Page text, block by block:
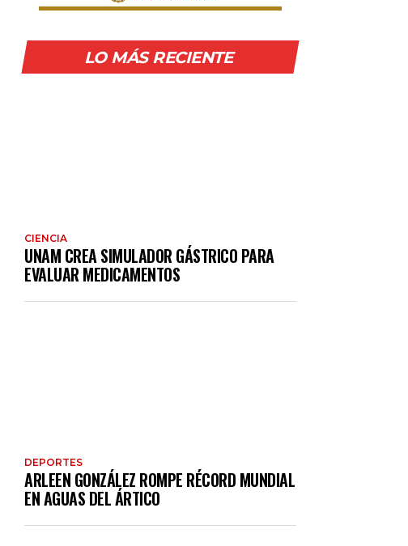
LO MÁS RECIENTE
CIENCIA
UNAM CREA SIMULADOR GÁSTRICO PARA
EVALUAR MEDICAMENTOS
DEPORTES
ARLEEN GONZÁLEZ ROMPE RÉCORD MUNDIAL
EN AGUAS DEL ÁRTICO